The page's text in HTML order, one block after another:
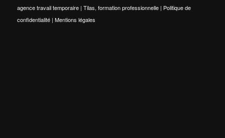
agence travail temporaire| Tilas, formation professionnelle| Politique de
confidentialité| Mentions légales